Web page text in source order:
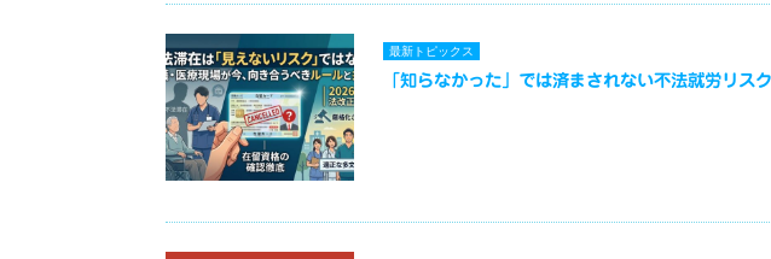
最新トピックス
「知らなかった」では済まされない不法就労リスク